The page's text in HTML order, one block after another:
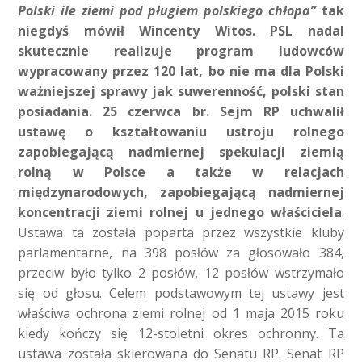
Polski ile ziemi pod pługiem polskiego chłopa”tak
niegdyś mówił Wincenty Witos. PSL nadal
skutecznie realizuje program ludowców
wypracowany przez 120 lat, bo nie ma dla Polski
ważniejszej sprawy jak suwerenność, polski stan
posiadania. 25 czerwca br. Sejm RP uchwalił
ustawę o kształtowaniu ustroju rolnego
zapobiegającą nadmiernej spekulacji ziemią
rolną w Polsce a także w relacjach
międzynarodowych, zapobiegającą nadmiernej
koncentracji ziemi rolnej u jednego właściciela.
Ustawa ta została poparta przez wszystkie kluby
parlamentarne, na 398 posłów za głosowało 384,
przeciw było tylko 2 posłów, 12 posłów wstrzymało
się od głosu. Celem podstawowym tej ustawy jest
właściwa ochrona ziemi rolnej od 1 maja 2015 roku
kiedy kończy się 12-stoletni okres ochronny. Ta
ustawa została skierowana do Senatu RP. Senat RP